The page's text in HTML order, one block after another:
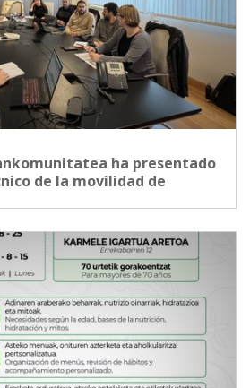
ha presentado
de la movilidad de